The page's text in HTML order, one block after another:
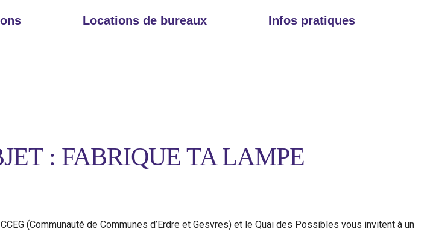
Locations de bureaux Infos pratiques
: FABRIQUE TA LAMPE
(Communauté de Communes d’Erdre et Gesvres) et le Quai des Possibles vous invitent à un